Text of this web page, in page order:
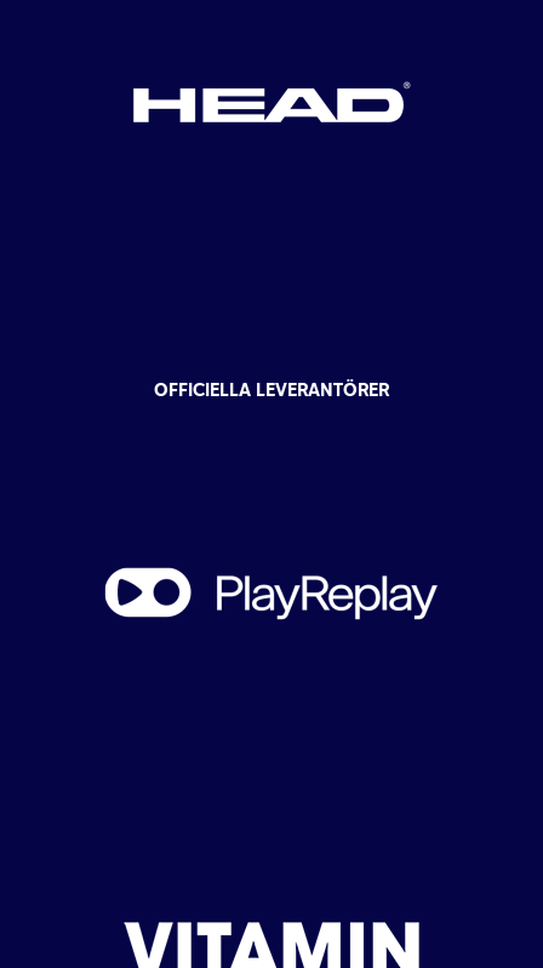
OFFICIELLA LEVERANTÖRER